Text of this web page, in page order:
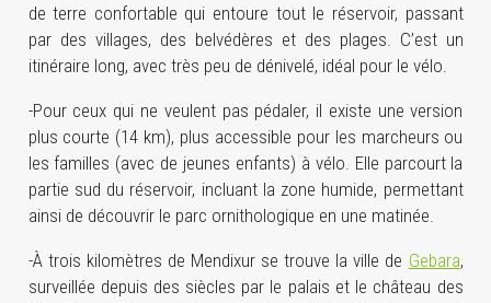
de terre confortable qui entoure tout le réservoir, passant
par des villages, des belvédères et des plages. C’est un
itinéraire long, avec très peu de dénivelé, idéal pour le vélo.
-Pour ceux qui ne veulent pas pédaler, il existe une version
plus courte (14 km), plus accessible pour les marcheurs ou
les familles (avec de jeunes enfants) à vélo. Elle parcourt la
partie sud du réservoir, incluant la zone humide, permettant
ainsi de découvrir le parc ornithologique en une matinée.
-À trois kilomètres de Mendixur se trouve la ville de Gebara,
surveillée depuis des siècles par le palais et le château des